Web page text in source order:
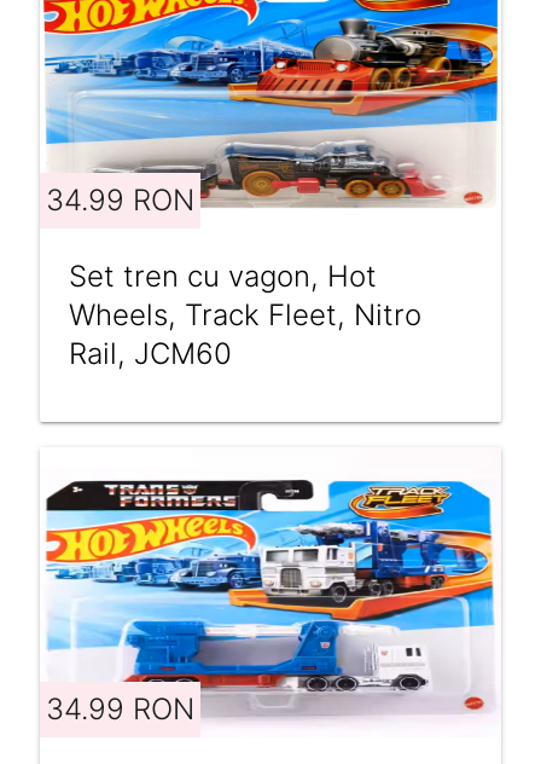
34.99 RON
Set tren cu vagon, Hot
Wheels, Track Fleet, Nitro
Rail, JCM60
34.99 RON